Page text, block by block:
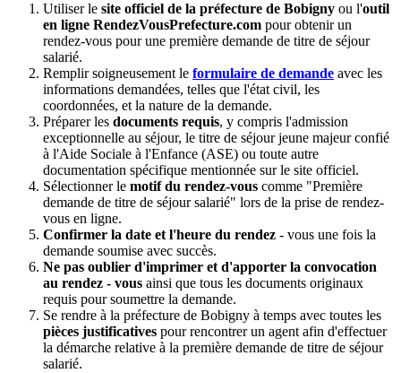
Utiliser le site officiel de la préfecture de Bobigny ou l'outil
en ligne RendezVousPrefecture.com pour obtenir un
rendez-vous pour une première demande de titre de séjour
salarié.
Remplir soigneusement le formulaire de demande avec les
informations demandées, telles que l'état civil, les
coordonnées, et la nature de la demande.
Préparer les documents requis, y compris l'admission
exceptionnelle au séjour, le titre de séjour jeune majeur confié
à l'Aide Sociale à l'Enfance (ASE) ou toute autre
documentation spécifique mentionnée sur le site officiel.
Sélectionner le motif du rendez-vous comme "Première
demande de titre de séjour salarié" lors de la prise de rendez-
vous en ligne.
Confirmer la date et l'heure du rendez - vous une fois la
demande soumise avec succès.
Ne pas oublier d'imprimer et d'apporter la convocation
au rendez - vous ainsi que tous les documents originaux
requis pour soumettre la demande.
Se rendre à la préfecture de Bobigny à temps avec toutes les
pièces justificatives pour rencontrer un agent afin d'effectuer
la démarche relative à la première demande de titre de séjour
salarié.